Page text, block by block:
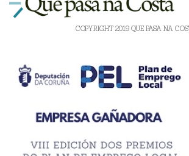
COPYRIGHT 2019 QUE PASA NA